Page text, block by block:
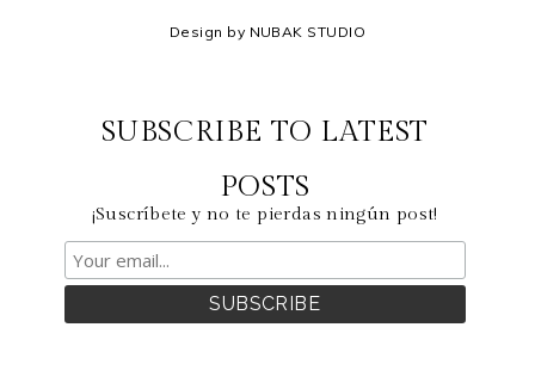
Design by NUBAK STUDIO
SUBSCRIBE TO LATEST
POSTS
¡Suscríbete y no te pierdas ningún post!